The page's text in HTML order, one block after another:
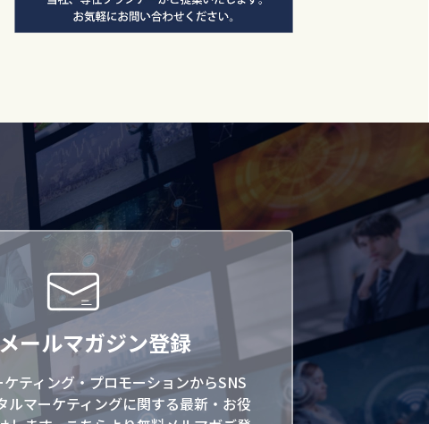
ールマガジン登録
ティング・プロモーションからSNS
ルマーケティングに関する最新・お役